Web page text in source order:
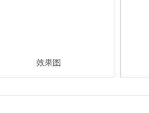
效果图